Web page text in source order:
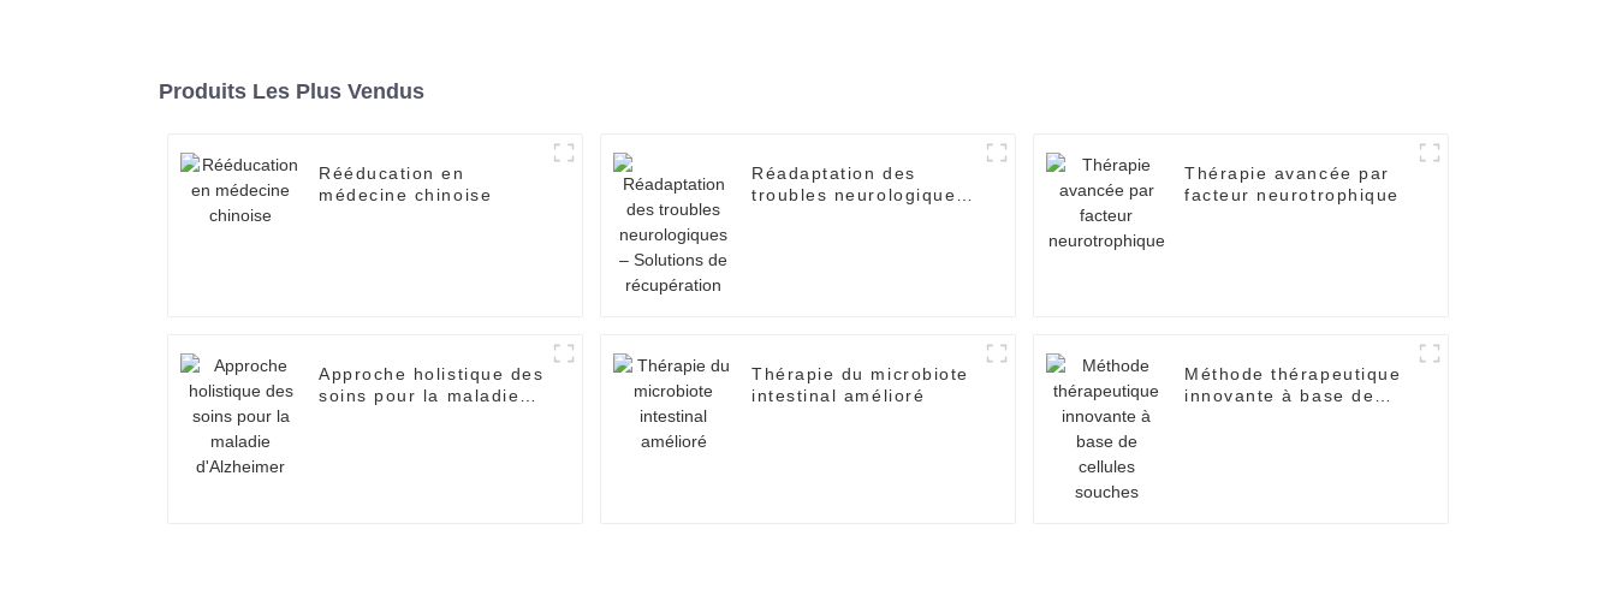
Produits Les Plus Vendus
Rééducation en
médecine chinoise
Réadaptation des
troubles neurologiques
Thérapie avancée par
facteur neurotrophique
Approche holistique des
soins pour la maladie
Thérapie du microbiote
intestinal amélioré
Méthode thérapeutique
innovante à base de